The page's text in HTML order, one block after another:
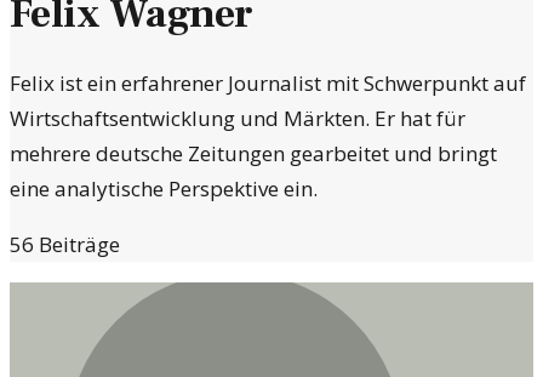
Felix Wagner
Felix ist ein erfahrener Journalist mit Schwerpunkt auf
Wirtschaftsentwicklung und Märkten. Er hat für
mehrere deutsche Zeitungen gearbeitet und bringt
eine analytische Perspektive ein.
56 Beiträge